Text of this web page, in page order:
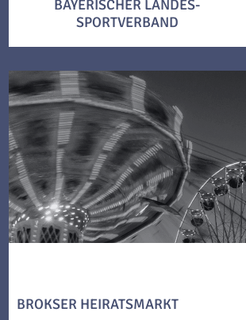
BAYERISCHER LANDES-
SPORTVERBAND
BROKSER HEIRATSMARKT